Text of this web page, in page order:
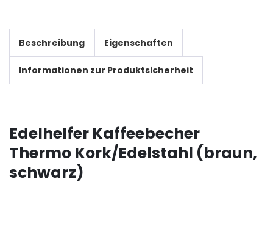
Beschreibung Eigenschaften
Informationen zur Produktsicherheit
Edelhelfer Kaffeebecher
Thermo Kork/Edelstahl (braun,
schwarz)